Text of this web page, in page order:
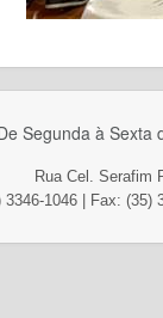
Segunda à Sexta
Rua Cel. Serafim
3346-1046 | Fax: (35)